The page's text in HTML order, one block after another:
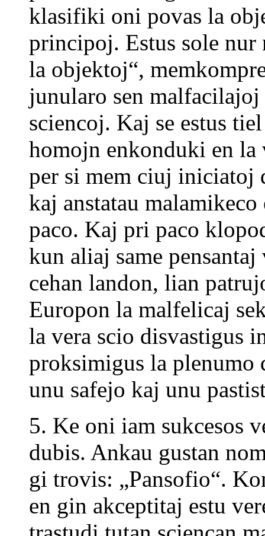
klasifiki oni povas la
principoj. Estus sole nur
la objektoj“,
junularo sen
sciencoj. Kaj se estus
homojn enkonduki en la
per si mem ciuj iniciatoj
kaj anstatau
paco. Kaj pri paco
kun aliaj same
cehan landon, lian
Europon la malfelicaj
la vera scio disvastigus
proksimigus la plenumo
unu safejo kaj unu
5. Ke oni iam sukcesos
dubis. Ankau gustan
gi trovis: „Pansofio“.
en gin akceptitaj estu